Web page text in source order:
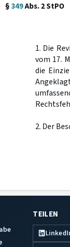
§349Abs. 2 StPO
1. Die
vom 17.
die
2. Der
TEILEN